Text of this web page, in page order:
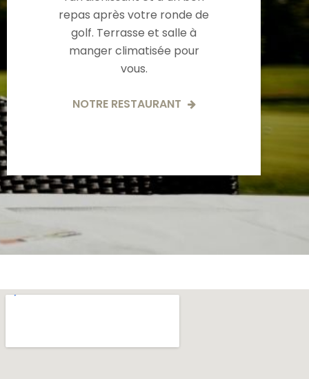
repas après votre ronde de
golf. Terrasse et salle à
manger climatisée pour
vous.
NOTRE RESTAURANT